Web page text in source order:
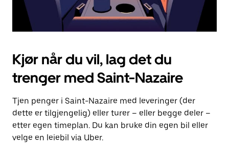
Kjør når du vil, lag det du
trenger med Saint-Nazaire
Tjen penger i Saint-Nazaire med leveringer (der
dette er tilgjengelig) eller turer – eller begge deler –
etter egen timeplan. Du kan bruke din egen bil eller
velge en leiebil via Uber.